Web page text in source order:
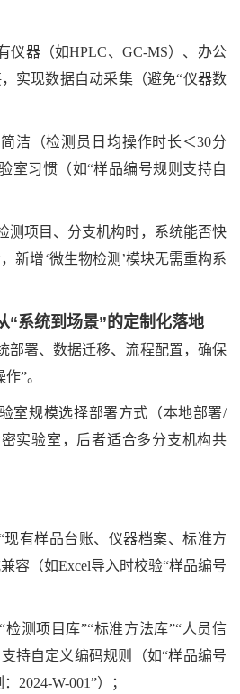
仪器（如HPLC、GC-MS）、办公
实现数据自动采集（避免“仪器数
洁（检测员日均操作时长＜30分
室习惯（如“样品编号规则支持自
测项目、分支机构时，系统能否快
新增‘微生物检测’模块无需重构系
“系统到场景”的定制化落地
部署、数据迁移、流程配置，确保
”。
室规模选择部署方式（本地部署/
实验室，后者适合多分支机构共
现有样品台账、仪器档案、标准方
容（如Excel导入时校验“样品编号
“检测项目库”“标准方法库”“人员信
持自定义编码规则（如“样品编号
2024-W-001”）；